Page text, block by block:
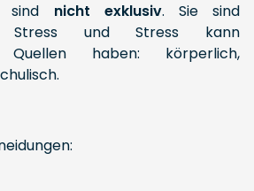
sind nicht exklusiv. Sie sind
Stress und Stress kann
Quellen haben: körperlich,